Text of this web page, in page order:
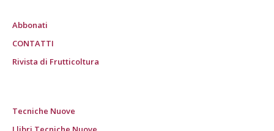
Abbonati
CONTATTI
Rivista di Frutticoltura
Tecniche Nuove